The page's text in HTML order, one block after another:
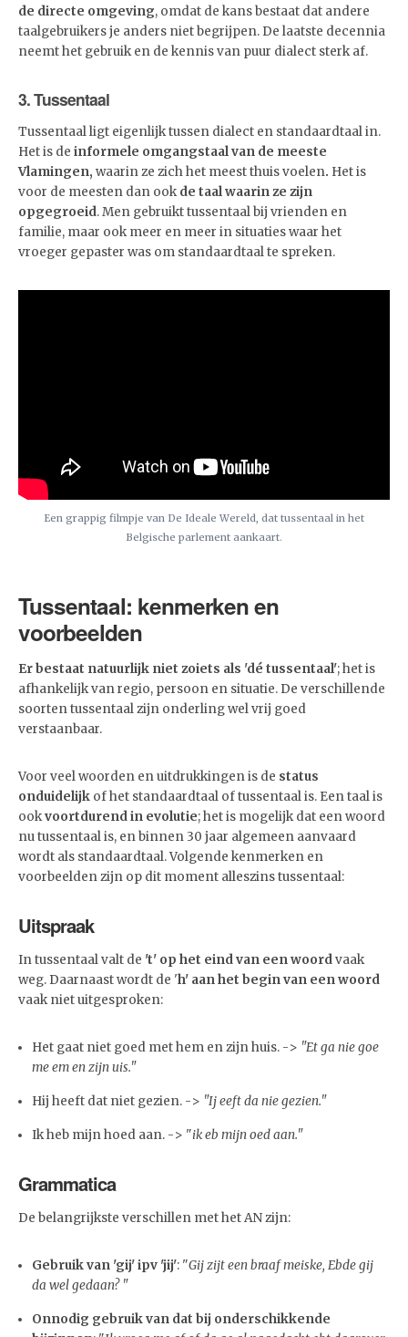
de directe omgeving, omdat de kans bestaat dat andere
taalgebruikers je anders niet begrijpen. De laatste decennia
neemt het gebruik en de kennis van puur dialect sterk af.
3. Tussentaal
Tussentaal ligt eigenlijk tussen dialect en standaardtaal in.
Het is de informele omgangstaal van de meeste
Vlamingen, waarin ze zichhet meest thuis voelen. Het is
voor de meesten dan ookde taal waarin ze zijn
opgegroeid. Men gebruikt tussentaal bij vrienden en
familie, maar ook meer en meer in situaties waar het
vroeger gepaster was om standaardtaal te spreken.
Een grappig filmpje van De Ideale Wereld, dat tussentaal in het
Belgische parlement aankaart.
Tussentaal: kenmerken en
voorbeelden
Er bestaat natuurlijk niet zoiets als 'dé tussentaal'; het is
afhankelijk van regio, persoon en situatie. De verschillende
soorten tussentaal zijn onderling wel vrij goed
verstaanbaar.
Voor veel woorden en uitdrukkingen is de status
onduidelijk of het standaardtaal of tussentaal is. Een taal is
ookvoortdurend in evolutie; het is mogelijk dat een woord
nu tussentaal is, en binnen 30 jaar algemeen aanvaard
wordt als standaardtaal. Volgende kenmerken en
voorbeelden zijn op dit moment alleszins tussentaal:
Uitspraak
In tussentaal valt de 't' op het eind van een woordvaak
weg. Daarnaast wordt de 'h' aan het begin van een woord
vaak niet uitgesproken:
Het gaat niet goed met hem en zijn huis. -> "Et ga nie goe
me em en zijn uis."
Hij heeft dat niet gezien. -> "Ij eeft da nie gezien."
Ik heb mijn hoed aan. -> "ik eb mijn oed aan."
Grammatica
De belangrijkste verschillen met het AN zijn:
Gebruik van 'gij' ipv 'jij': "Gij zijt een braaf meiske, Ebde gij
da wel gedaan? "
Onnodig gebruik van dat bij onderschikkende